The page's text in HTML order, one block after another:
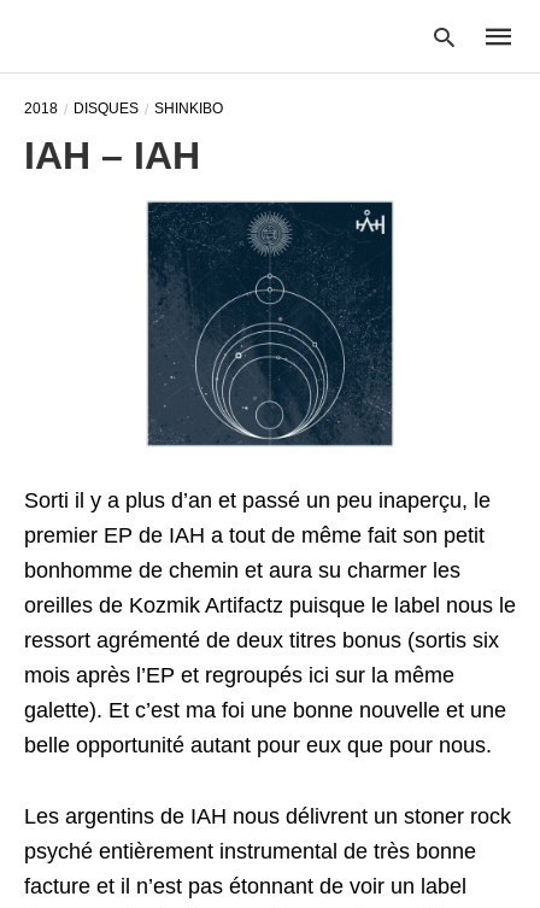
2018 DISQUES SHINKIBO
IAH – IAH
Sorti il y a plus d’an et passé un peu inaperçu, le
premier EP de IAH a tout de même fait son petit
bonhomme de chemin et aura su charmer les
oreilles de Kozmik Artifactz puisque le label nous le
ressort agrémenté de deux titres bonus (sortis six
mois après l’EP et regroupés ici sur la même
galette). Et c’est ma foi une bonne nouvelle et une
belle opportunité autant pour eux que pour nous.
Les argentins de IAH nous délivrent un stoner rock
psyché entièrement instrumental de très bonne
facture et il n’est pas étonnant de voir un label